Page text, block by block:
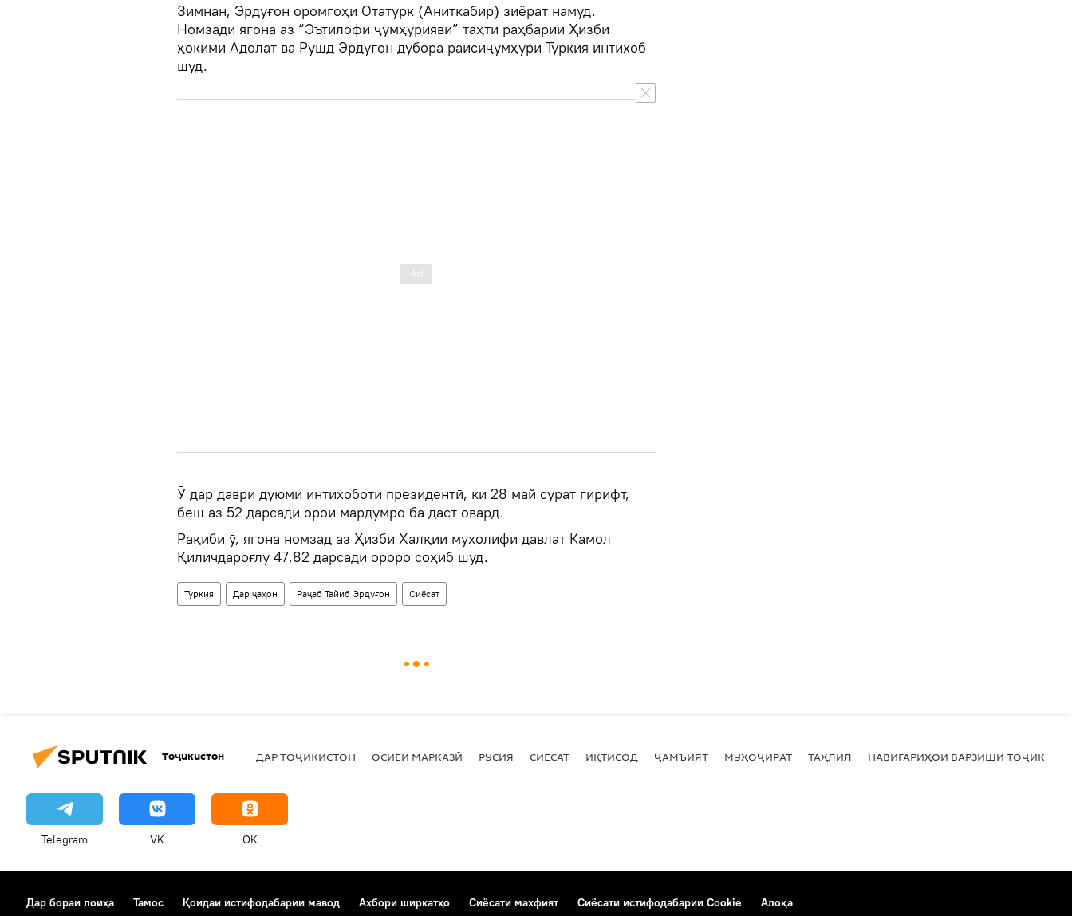
Зимнан, Эрдуғон оромгоҳи Отатурк (Аниткабир) зиёрат намуд.
Номзади ягона аз “Эътилофи ҷумҳуриявӣ” таҳти раҳбарии Ҳизби
ҳокими Адолат ва Рушд Эрдуғон дубора раисиҷумҳури Туркия интихоб
шуд.
Ӯ дар даври дуюми интихоботи президентӣ, ки 28 май сурат гирифт,
беш аз 52 дарсади орои мардумро ба даст овард.
Рақиби ӯ, ягона номзад аз Ҳизби Халқии мухолифи давлат Камол
Қиличдароғлу 47,82 дарсади ороро соҳиб шуд.
Туркия Дар ҷаҳон Раҷаб Тайиб Эрдуғон Сиёсат
Тоҷикистон ДАР ТОҶИКИСТОН ОСИЁИ МАРКАЗӢ РУСИЯ СИЁСАТ ИҚТИСОД ҶАМЪИЯТ МУҲОҶИРАТ ТАҲЛИЛ НАВИГАРИҲОИ ВАРЗИШИ
Telegram VK OK
Дар бораи лоиҳа Тамос Қоидаи истифодабарии мавод Ахбори ширкатҳо Сиёсати махфият Сиёсати истифодабарии Cookie Алоқа